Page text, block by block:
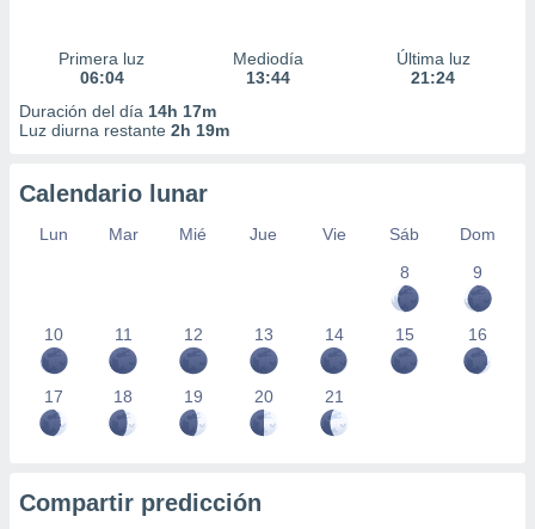
Primera luz
06:04
Mediodía
13:44
Última luz
21:24
Duración del día 14h 17m
Luz diurna restante 2h 19m
Calendario lunar
Lun Mar Mié Jue Vie Sáb
Dom
8
9
10 11 12 13 14 15 16
17 18 19 20 21
Compartir predicción